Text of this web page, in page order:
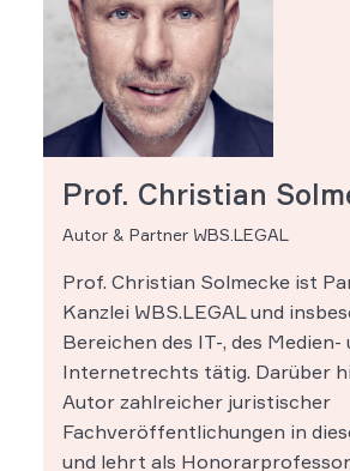
Prof. Christian
Autor & Partner WBS.LEGAL
Prof. Christian Solmecke ist
Kanzlei WBS.LEGAL und
Bereichen des IT-, des Medien-
Internetrechts tätig. Darüber
Autor zahlreicher juristischer
Fachveröffentlichungen in
und lehrt als